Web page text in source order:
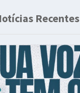
Recentes